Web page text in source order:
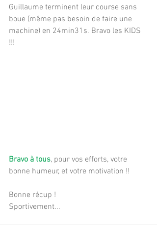
Guillaume terminent leur course sans
boue (même pas besoin de faire une
machine) en 24min31s. Bravo les KIDS
!!!
Bravo à tous, pour vos efforts, votre
bonne humeur, et votre motivation !!
Bonne récup !
Sportivement...